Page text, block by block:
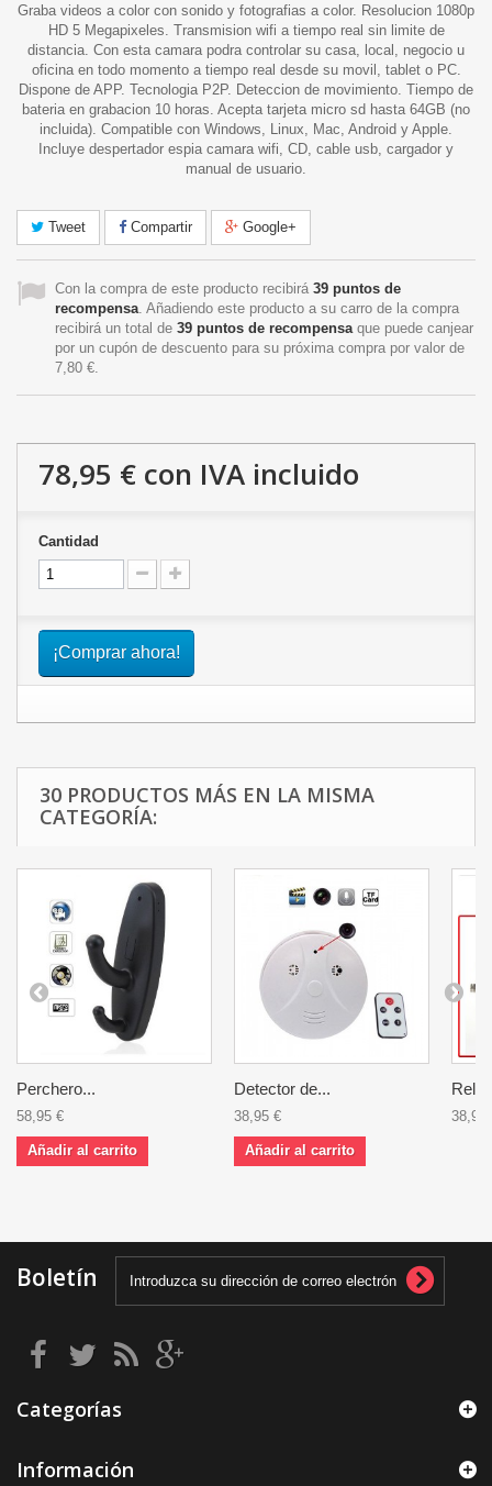
Graba videos a color con sonido y fotografias a color. Resolucion 1080p
HD 5 Megapixeles. Transmision wifi a tiempo real sin limite de
distancia. Con esta camara podra controlar su casa, local, negocio u
oficina en todo momento a tiempo real desde su movil, tablet o PC.
Dispone de APP. Tecnologia P2P. Deteccion de movimiento. Tiempo de
bateria en grabacion 10 horas. Acepta tarjeta micro sd hasta 64GB (no
incluida). Compatible con Windows, Linux, Mac, Android y Apple.
Incluye despertador espia camara wifi, CD, cable usb, cargador y
manual de usuario.
Tweet Compartir Google+
Con la compra de este producto recibirá 39 puntos de
recompensa. Añadiendo este producto a su carro de la compra
recibirá un total de 39 puntos de recompensaque puede canjear
por un cupón de descuento para su próxima compra por valor de
7,80 €.
78,95 € con IVA incluido
Cantidad
¡Comprar ahora!
30 PRODUCTOS MÁS EN LA MISMA
CATEGORÍA:
Perchero...
58,95 €
Añadir al carrito
Detector de...
38,95 €
Añadir al carrito
38,95
Boletín
Categorías
Información